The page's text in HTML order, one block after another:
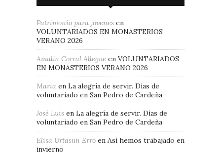
Patrimonio para jóvenes en
VOLUNTARIADOS EN MONASTERIOS
VERANO 2026
Amalia Corral Allegue en VOLUNTARIADOS
EN MONASTERIOS VERANO 2026
Maria en La alegría de servir. Días de
voluntariado en San Pedro de Cardeña
José Luis en La alegría de servir. Días de
voluntariado en San Pedro de Cardeña
Elisa Urtasun Erro en Así hemos trabajado en
invierno